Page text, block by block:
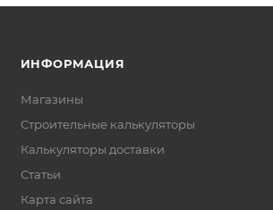
ИНФОРМАЦИЯ
Магазины
Строительные калькуляторы
Калькуляторы доставки
Статьи
Карта сайта